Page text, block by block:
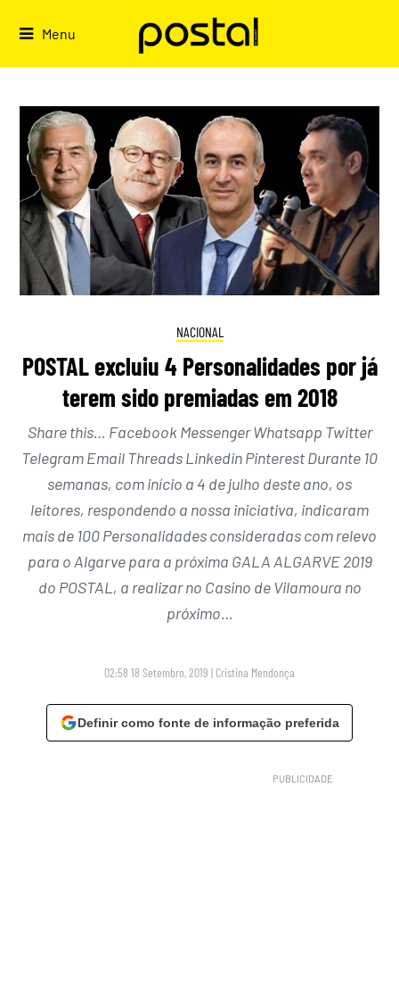
Menu
NACIONAL
POSTAL excluiu 4 Personalidades por já
terem sido premiadas em 2018
Share this… Facebook Messenger Whatsapp Twitter
Telegram Email Threads Linkedin Pinterest Durante 10
semanas, com início a 4 de julho deste ano, os
leitores, respondendo a nossa iniciativa, indicaram
mais de 100 Personalidades consideradas com relevo
para o Algarve para a próxima GALA ALGARVE 2019
do POSTAL, a realizar no Casino de Vilamoura no
próximo…
02:58 18 Setembro, 2019 | Cristina Mendonça
Definir como fonte de informação preferida